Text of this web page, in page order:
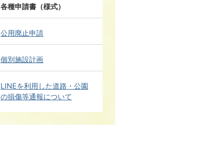
各種申請書（様式）
公用廃止申請
個別施設計画
LINEを利用した道路・公園
の損傷等通報について